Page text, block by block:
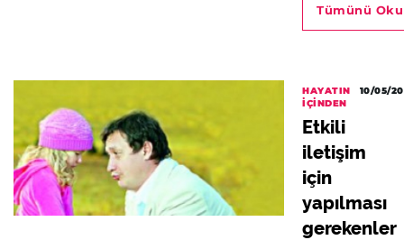
Tümünü Oku
HAYATIN
İÇINDEN
10/05/
Etkili
iletişim
için
yapılması
gerekenler